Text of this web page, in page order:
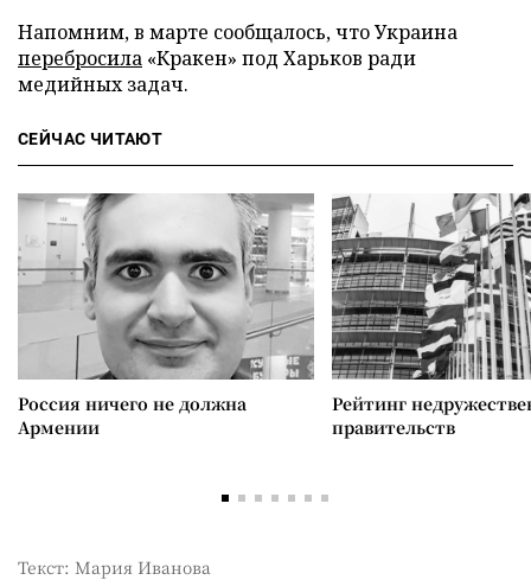
Напомним, в марте сообщалось, что Украина
перебросила «Кракен» под Харьков ради
медийных задач.
СЕЙЧАС ЧИТАЮТ
Россия ничего не должна
Армении
Рейтинг
правительств
Текст: Мария Иванова